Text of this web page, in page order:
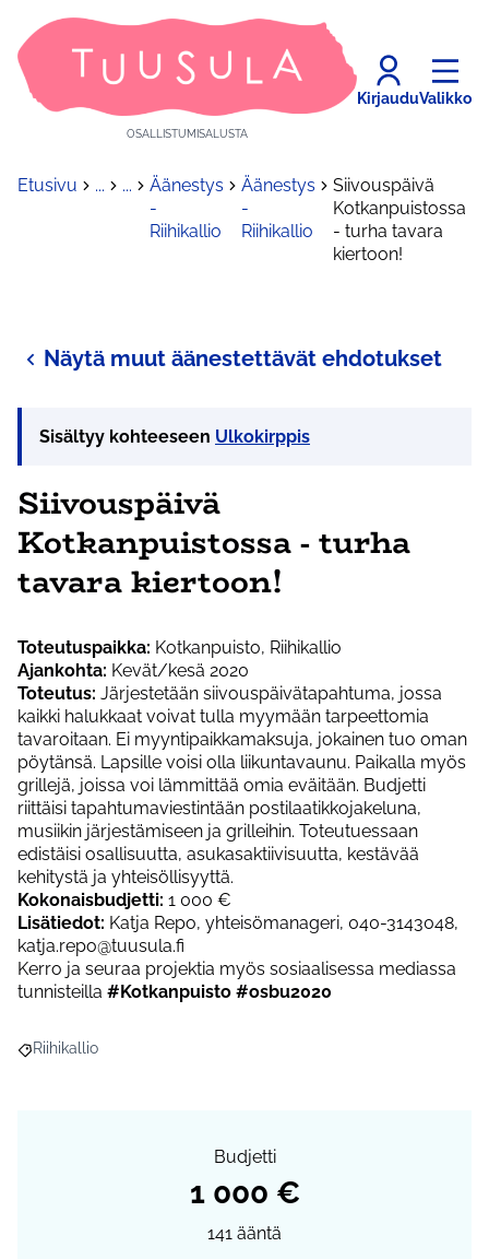
OSALLISTUMISALUSTA
KirjauduValikko
Etusivu ... ...
Äänestys
-
Riihikallio
Äänestys
-
Riihikallio
Siivouspäivä
Kotkanpuistossa
- turha tavara
kiertoon!
Näytä muut äänestettävät ehdotukset
Sisältyy kohteeseen Ulkokirppis
Siivouspäivä
Kotkanpuistossa - turha
tavara kiertoon!
Toteutuspaikka: Kotkanpuisto, Riihikallio
Ajankohta: Kevät/kesä 2020
Toteutus: Järjestetään siivouspäivätapahtuma, jossa
kaikki halukkaat voivat tulla myymään tarpeettomia
tavaroitaan. Ei myyntipaikkamaksuja, jokainen tuo oman
pöytänsä. Lapsille voisi olla liikuntavaunu. Paikalla myös
grillejä, joissa voi lämmittää omia eväitään. Budjetti
riittäisi tapahtumaviestintään postilaatikkojakeluna,
musiikin järjestämiseen ja grilleihin. Toteutuessaan
edistäisi osallisuutta, asukasaktiivisuutta, kestävää
kehitystä ja yhteisöllisyyttä.
Kokonaisbudjetti: 1 000 €
Lisätiedot: Katja Repo, yhteisömanageri, 040-3143048,
katja.repo@tuusula.fi
Kerro ja seuraa projektia myös sosiaalisessa mediassa
tunnisteilla #Kotkanpuisto #osbu2020
Rajaa tulokset aihepiirin mukaan: Riihikallio
Riihikallio
Budjetti
1 000 €
141 ääntä